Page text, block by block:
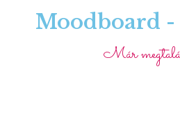
Moodboard
Már